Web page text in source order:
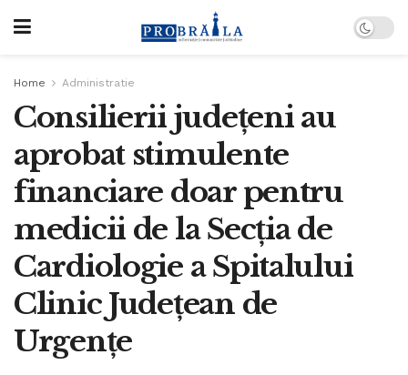
Home Administratie
Consilierii județeni au
aprobat stimulente
financiare doar pentru
medicii de la Secția de
Cardiologie a Spitalului
Clinic Județean de
Urgențe